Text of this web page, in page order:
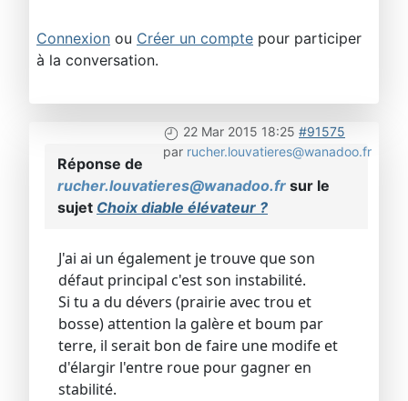
Connexion ou Créer un compte pour participer
à la conversation.
22 Mar 2015 18:25 #91575
par rucher.louvatieres@wanadoo.fr
Réponse de
rucher.louvatieres@wanadoo.fr sur le
sujet Choix diable élévateur ?
J'ai ai un également je trouve que son
défaut principal c'est son instabilité.
Si tu a du dévers (prairie avec trou et
bosse) attention la galère et boum par
terre, il serait bon de faire une modife et
d'élargir l'entre roue pour gagner en
stabilité.